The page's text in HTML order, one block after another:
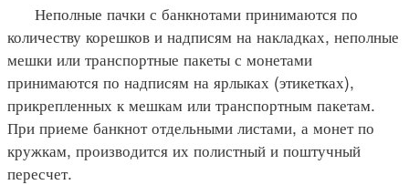
Неполные пачки с банкнотами принимаются по
количеству корешков и надписям на накладках, неполные
мешки или транспортные пакеты с монетами
принимаются по надписям на ярлыках (этикетках),
прикрепленных к мешкам или транспортным пакетам.
При приеме банкнот отдельными листами, а монет по
кружкам, производится их полистный и поштучный
пересчет.